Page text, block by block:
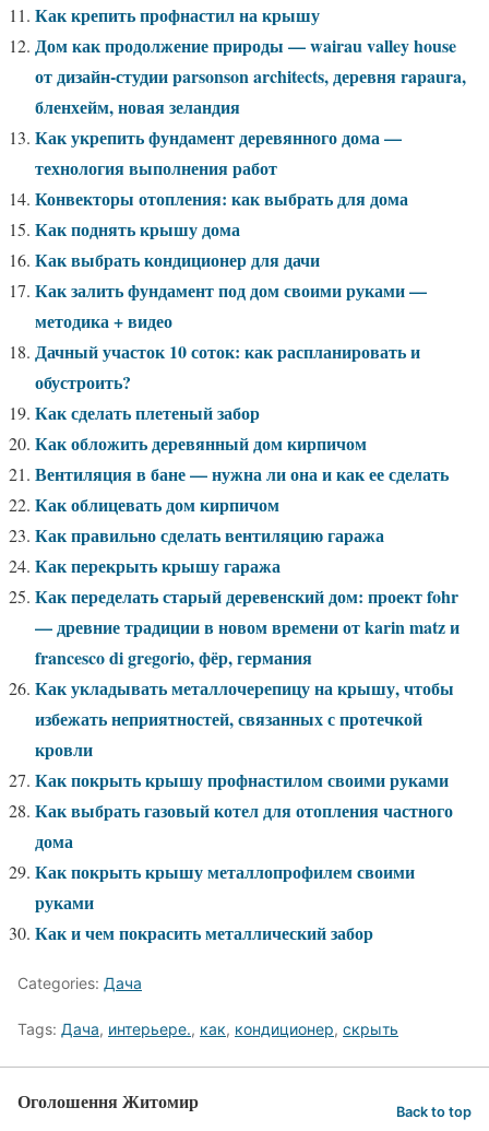
Как крепить профнастил на крышу
Дом как продолжение природы — wairau valley house
от дизайн-студии parsonson architects, деревня rapaura,
бленхейм, новая зеландия
Как укрепить фундамент деревянного дома —
технология выполнения работ
Конвекторы отопления: как выбрать для дома
Как поднять крышу дома
Как выбрать кондиционер для дачи
Как залить фундамент под дом своими руками —
методика + видео
Дачный участок 10 соток: как распланировать и
обустроить?
Как сделать плетеный забор
Как обложить деревянный дом кирпичом
Вентиляция в бане — нужна ли она и как ее сделать
Как облицевать дом кирпичом
Как правильно сделать вентиляцию гаража
Как перекрыть крышу гаража
Как переделать старый деревенский дом: проект fohr
— древние традиции в новом времени от karin matz и
francesco di gregorio, фёр, германия
Как укладывать металлочерепицу на крышу, чтобы
избежать неприятностей, связанных с протечкой
кровли
Как покрыть крышу профнастилом своими руками
Как выбрать газовый котел для отопления частного
дома
Как покрыть крышу металлопрофилем своими
руками
Как и чем покрасить металлический забор
Categories: Дача
Tags: Дача, интерьере., как, кондиционер, скрыть
Оголошення Житомир Back to top